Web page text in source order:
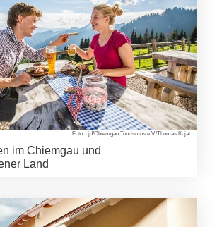
Foto: djd/Chiemgau Tourismus e.V./Thomas Kujat
im Chiemgau und
Land